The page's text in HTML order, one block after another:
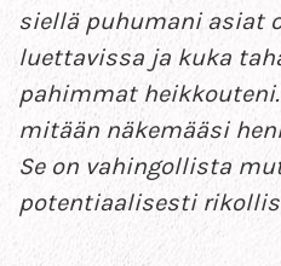
siellä puhumani asiat
luettavissa ja kuka
pahimmat
mitään näkemääsi
Se on vahingollista
potentiaalisesti